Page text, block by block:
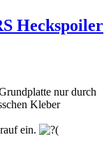
Heckspoiler
nur durch
Kleber
ein.